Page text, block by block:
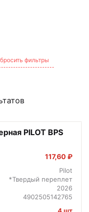
фильтры
PILOT BPS
117,60 ₽
Pilot
*Твердый переплет
2026
4902505142765
4 шт